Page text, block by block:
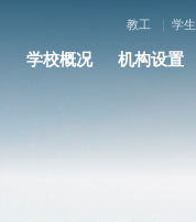
教工 学生
学校概况 机构设置